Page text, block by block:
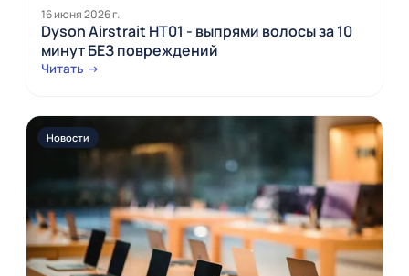
16 июня 2026 г.
Dyson Airstrait HT01 - выпрями волосы за 10
минут БЕЗ повреждений
Читать →
Новости